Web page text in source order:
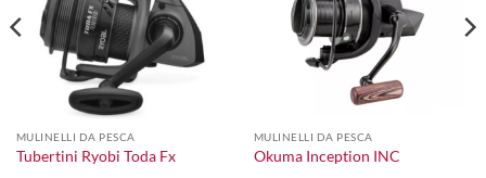
MULINELLI DA PESCA
Tubertini Ryobi Toda Fx
MULINELLI DA PESCA
Okuma Inception INC